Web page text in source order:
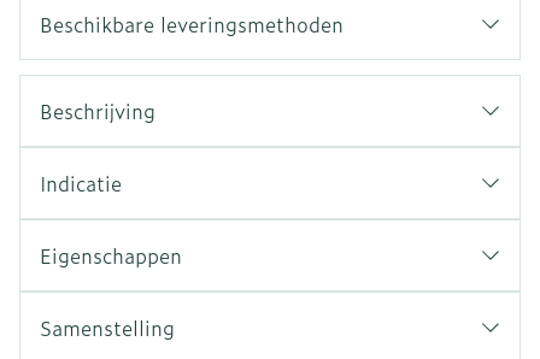
Beschikbare leveringsmethoden
Beschrijving
Indicatie
Eigenschappen
Samenstelling